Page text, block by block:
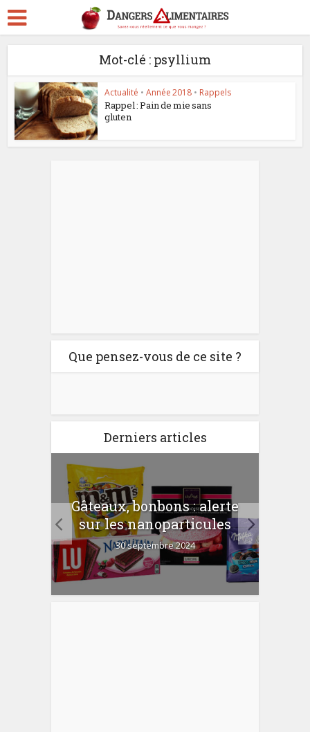
Mot-clé : psyllium
Actualité • Année 2018 • Rappels
Rappel : Pain de mie sans
gluten
Que pensez-vous de ce site ?
Derniers articles
Gâteaux, bonbons : alerte
sur les nanoparticules
30 septembre 2024